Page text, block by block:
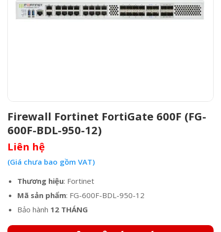
Firewall Fortinet FortiGate 600F (FG-
600F-BDL-950-12)
Liên hệ
(Giá chưa bao gồm VAT)
Thương hiệu: Fortinet
Mã sản phẩm: FG-600F-BDL-950-12
Bảo hành 12 THÁNG